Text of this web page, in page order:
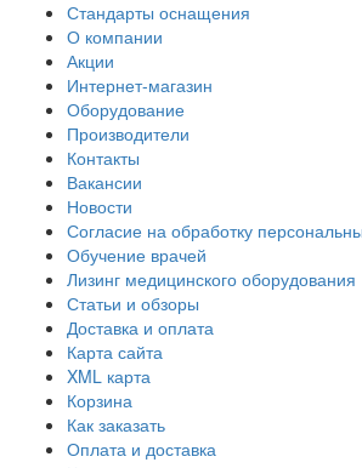
Стандарты оснащения
О компании
Акции
Интернет-магазин
Оборудование
Производители
Контакты
Вакансии
Новости
Согласие на обработку
Обучение врачей
Лизинг медицинского оборудования
Статьи и обзоры
Доставка и оплата
Карта сайта
XML карта
Корзина
Как заказать
Оплата и доставка